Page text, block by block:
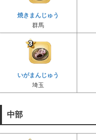
焼きまんじゅう
群馬
いがまんじゅう
埼玉
中部